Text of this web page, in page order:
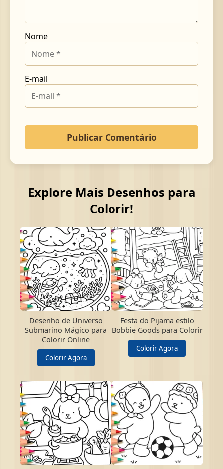
Nome
E-mail
Explore Mais Desenhos para
Colorir!
Desenho de Universo
Submarino Mágico para
Colorir Online
Colorir Agora
Festa do Pijama estilo
Bobbie Goods para Colorir
Colorir Agora